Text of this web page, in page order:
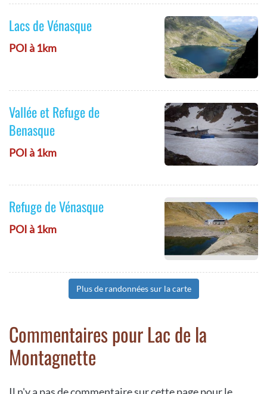
Lacs de Vénasque
POI à 1km
Vallée et Refuge de
Benasque
POI à 1km
Refuge de Vénasque
POI à 1km
Plus de randonnées sur la carte
Commentaires pour Lac de la
Montagnette